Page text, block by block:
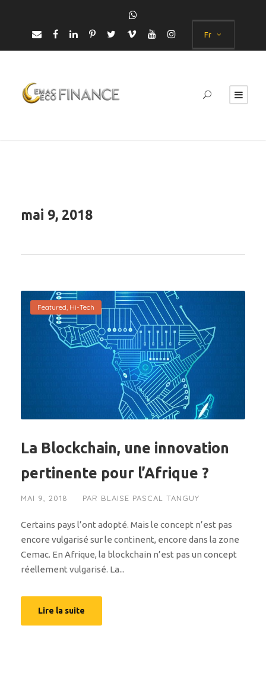
Fr
mai 9, 2018
Featured, Hi-Tech
La Blockchain, une innovation
pertinente pour l’Afrique ?
MAI 9, 2018 PAR BLAISE PASCAL TANGUY
Certains pays l’ont adopté. Mais le concept n’est pas
encore vulgarisé sur le continent, encore dans la zone
Cemac. En Afrique, la blockchain n’est pas un concept
réellement vulgarisé. La...
Lire la suite